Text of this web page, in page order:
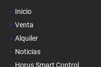
Inicio
Venta
Alquiler
Noticias
Horus Smart Control